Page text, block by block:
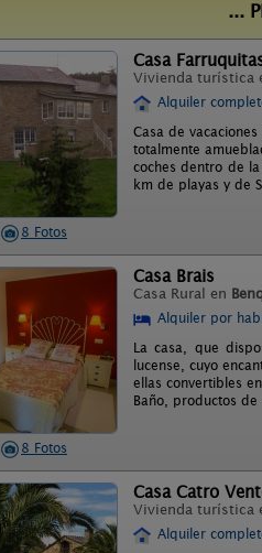
...
8 Fotos
Casa
Vivienda turística
Alquiler
Casa de
totalmente
coches dentro de
km de playas y de
8 Fotos
Casa Brais
Casa Rural en
Alquiler por
La casa, que
lucense, cuyo
ellas convertibles
Baño, productos
Casa Catro
Vivienda turística
Alquiler